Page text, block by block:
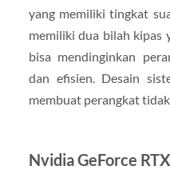
yang memiliki tingkat
memiliki dua bilah kipas
bisa mendinginkan
dan efisien. Desain
membuat perangkat tidak
Nvidia GeForce